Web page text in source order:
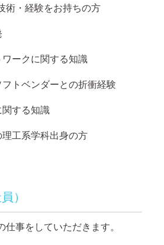
術・経験をお持ちの方
ークに関する知識
トベンダーとの折衝経験
する知識
工系学科出身の方
）
事をしていただきます。